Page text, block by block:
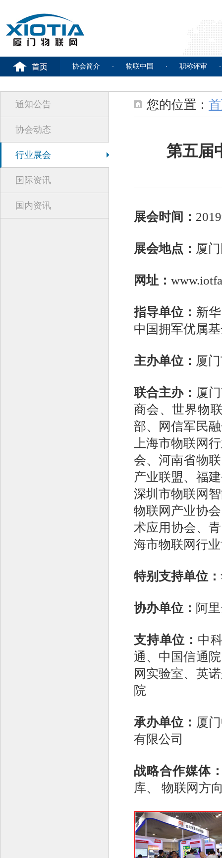
协会简介 物联中国 职称评审
通知公告
协会动态
行业展会
国际资讯
国内资讯
您的位置：
第五届
展会时间：
展会地点： 厦
网址：
指导单位： 新
中国拥军优属
主办单位： 厦
联合主办： 厦
商会、世界物
部、网信军民
上海市物联网
会、河南省物
产业联盟、福
深圳市物联网
物联网产业协
术应用协会、
海市物联网行
特别支持单位：
协办单位： 阿
支持单位： 中
通、中国信通
网实验室、英
院
承办单位： 厦
有限公司
战略合作媒体
库、 物联网方